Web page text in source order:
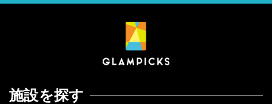
施設を探す